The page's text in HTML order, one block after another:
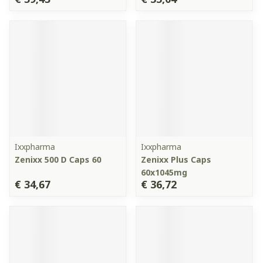
Ixxpharma
Zenixx 500 D Caps 60
€ 34,67
Ixxpharma
Zenixx Plus Caps
60x1045mg
€ 36,72